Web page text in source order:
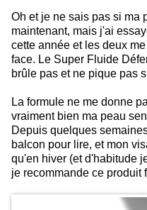
Oh et je ne sais pas si ma
maintenant, mais j'ai
cette année et les deux
face. Le Super Fluide
brûle pas et ne pique pas
La formule ne me donne
vraiment bien ma peau
Depuis quelques
balcon pour lire, et mon
qu'en hiver (et d'habitude
je recommande ce produit